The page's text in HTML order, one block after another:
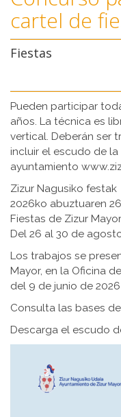
cartel de
Fiestas
Pueden participar
años. La técnica es
vertical. Deberán ser
incluir el escudo de
ayuntamiento
Zizur Nagusiko festak
2026ko abuztuaren
Fiestas de Zizur Mayor
Del 26 al 30 de
Los trabajos se
Mayor, en la Oficina
del 9 de junio de 2026
Consulta las bases
Descarga el escudo